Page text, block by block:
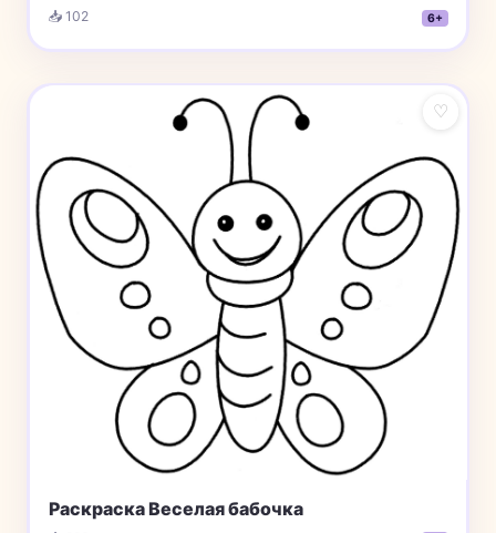
📥 102 6+
♡
Раскраска Веселая бабочка